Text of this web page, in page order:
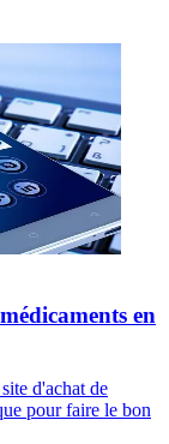
en
d'achat de
pour faire le bon